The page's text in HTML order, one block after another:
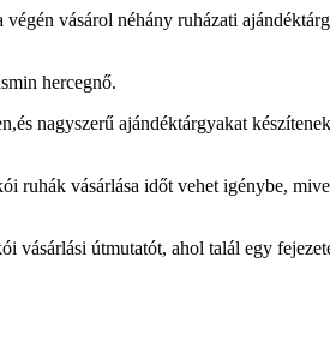
vásárol néhány ruházati
hercegnő.
nagyszerű ajándéktárgyakat
ruhák vásárlása időt vehet igénybe,
vásárlási útmutatót, ahol talál egy